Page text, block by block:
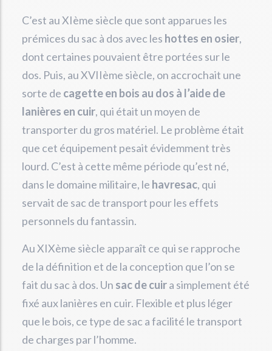
C’est au XIème siècle que sont apparues les
prémices du sac à dos avec les hottes en osier,
dont certaines pouvaient être portées sur le
dos. Puis, au XVIIème siècle, on accrochait une
sorte de cagette en bois au dos à l’aide de
lanières en cuir, qui était un moyen de
transporter du gros matériel. Le problème était
que cet équipement pesait évidemment très
lourd. C’est à cette même période qu’est né,
dans le domaine militaire, le havresac, qui
servait de sac de transport pour les effets
personnels du fantassin.
Au XIXème siècle apparaît ce qui se rapproche
de la définition et de la conception que l’on se
fait du sac à dos. Un sac de cuira simplement été
fixé aux lanières en cuir. Flexible et plus léger
que le bois, ce type de sac a facilité le transport
de charges par l’homme.